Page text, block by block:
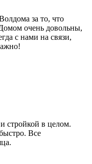
за то, что
очень довольны,
с нами на связи,
стройкой в целом.
Все